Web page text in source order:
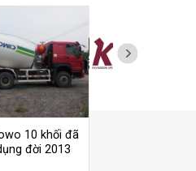
10 khối đã
đời 2013